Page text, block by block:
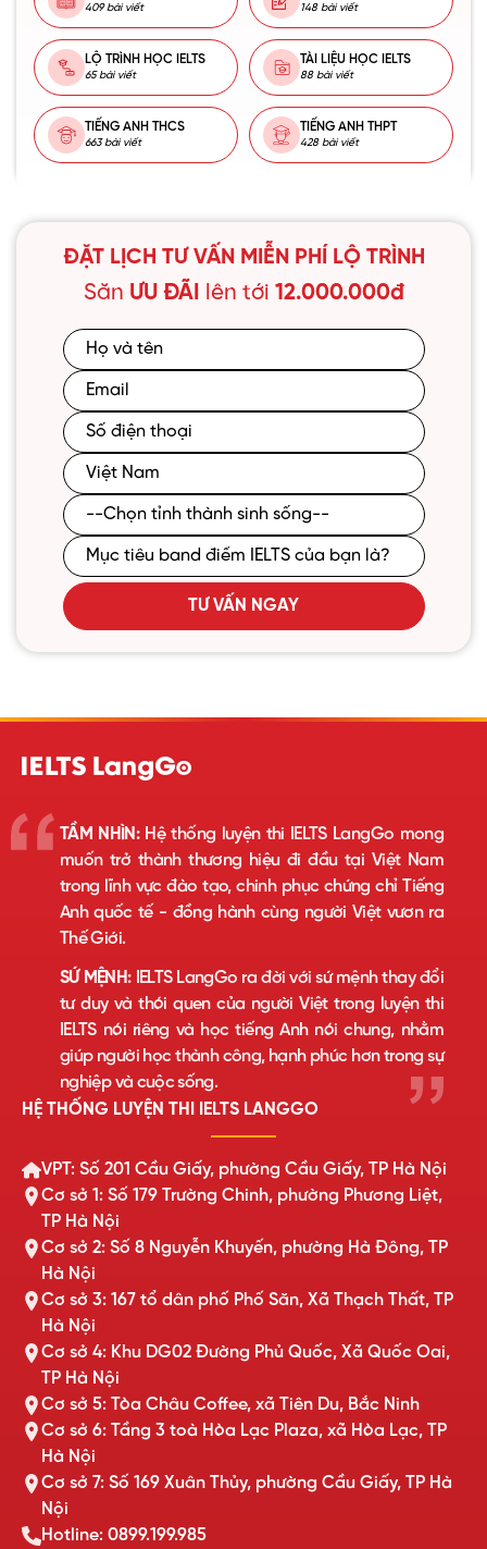
409 bài viết 148 bài viết
LỘ TRÌNH HỌC IELTS
65 bài viết
TÀI LIỆU HỌC IELTS
88 bài viết
TIẾNG ANH THCS
663 bài viết
TIẾNG ANH THPT
428 bài viết
ĐẶT LỊCH TƯ VẤN MIỄN PHÍ LỘ TRÌNH
Săn ƯU ĐÃI lên tới 12.000.000đ
TƯ VẤN NGAY
TẦM NHÌN:Hệ thống luyện thi IELTS LangGo mong
muốn trở thành thương hiệu đi đầu tại Việt Nam
trong lĩnh vực đào tạo, chinh phục chứng chỉ Tiếng
Anh quốc tế - đồng hành cùng người Việt vươn ra
Thế Giới.
SỨ MỆNH:IELTS LangGo ra đời với sứ mệnh thay đổi
tư duy và thói quen của người Việt trong luyện thi
IELTS nói riêng và học tiếng Anh nói chung, nhằm
giúp người học thành công, hạnh phúc hơn trong sự
nghiệp và cuộc sống.
HỆ THỐNG LUYỆN THI IELTS LANGGO
VPT: Số 201 Cầu Giấy, phường Cầu Giấy, TP Hà Nội
Cơ sở 1: Số 179 Trường Chinh, phường Phương Liệt,
TP Hà Nội
Cơ sở 2: Số 8 Nguyễn Khuyến, phường Hà Đông, TP
Hà Nội
Cơ sở 3: 167 tổ dân phố Phố Săn, Xã Thạch Thất, TP
Hà Nội
Cơ sở 4: Khu DG02 Đường Phủ Quốc, Xã Quốc Oai,
TP Hà Nội
Cơ sở 5: Tòa Châu Coffee, xã Tiên Du, Bắc Ninh
Cơ sở 6: Tầng 3 toà Hòa Lạc Plaza, xã Hòa Lạc, TP
Hà Nội
Cơ sở 7: Số 169 Xuân Thủy, phường Cầu Giấy, TP Hà
Nội
Hotline: 0899.199.985